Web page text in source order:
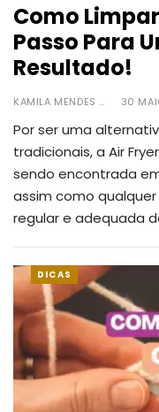
Como
Passo Para
Resultado!
KAMILA MENDES 30
Por ser uma
tradicionais, a Air
sendo encontrada
assim como
regular e adequada
DICAS